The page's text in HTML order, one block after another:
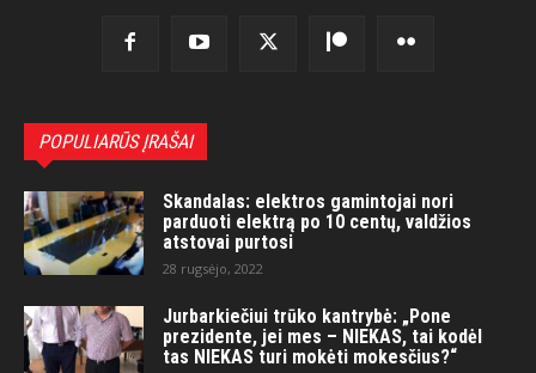
POPULIARŪS ĮRAŠAI
Skandalas: elektros gamintojai nori
parduoti elektrą po 10 centų, valdžios
atstovai purtosi
28 rugsėjo, 2022
Jurbarkiečiui trūko kantrybė: „Pone
prezidente, jei mes – NIEKAS, tai kodėl
tas NIEKAS turi mokėti mokesčius?“